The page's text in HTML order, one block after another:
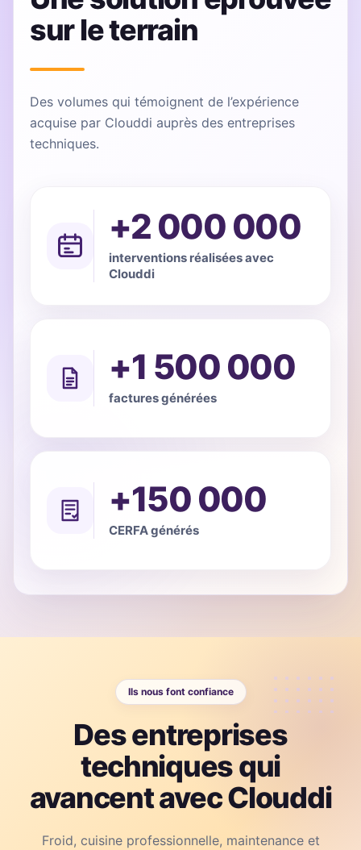
sur le terrain
Des volumes qui témoignent de l’expérience
acquise par Clouddi auprès des entreprises
techniques.
+2 000 000
interventions réalisées avec
Clouddi
+1 500 000
factures générées
+150 000
CERFA générés
Ils nous font confiance
Des entreprises
techniques qui
avancent avec Clouddi
Froid, cuisine professionnelle, maintenance et